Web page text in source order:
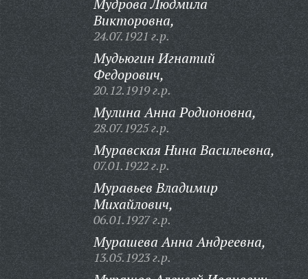
Мудрова Людмила
Викторовна,
24.07.1921 г.р.
Мудьюгин Игнатий
Федорович,
20.12.1919 г.р.
Мулина Анна Родионовна,
28.07.1925 г.р.
Муравская Нина Васильевна,
07.01.1922 г.р.
Муравьев Владимир
Михайлович,
06.01.1927 г.р.
Мурашева Анна Андреевна,
13.05.1923 г.р.